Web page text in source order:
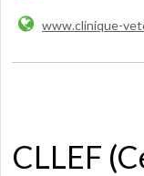
www.clinique-
CLLEF